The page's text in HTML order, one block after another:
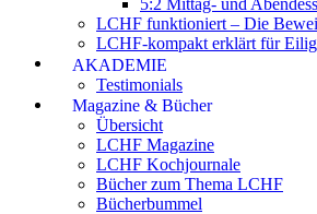
5:2 Mittag- und
LCHF funktioniert – Die
LCHF-kompakt erklärt für
AKADEMIE
Testimonials
Magazine & Bücher
Übersicht
LCHF Magazine
LCHF Kochjournale
Bücher zum Thema LCHF
Bücherbummel